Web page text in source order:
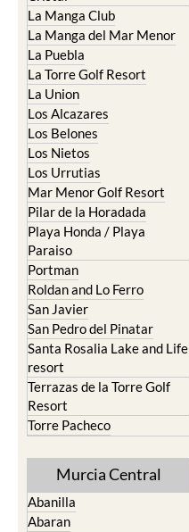
La Manga Club
La Manga del Mar Menor
La Puebla
La Torre Golf Resort
La Union
Los Alcazares
Los Belones
Los Nietos
Los Urrutias
Mar Menor Golf Resort
Pilar de la Horadada
Playa Honda / Playa
Paraiso
Portman
Roldan and Lo Ferro
San Javier
San Pedro del Pinatar
Santa Rosalia Lake and Life
resort
Terrazas de la Torre Golf
Resort
Torre Pacheco
Murcia Central
Abanilla
Abaran